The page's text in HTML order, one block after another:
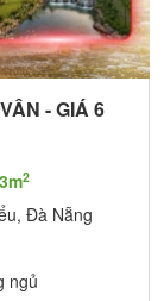
- GIÁ 6
2
Đà Nẵng
ngủ